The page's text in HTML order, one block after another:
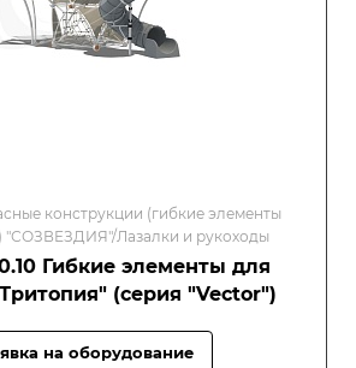
конструкции (гибкие элементы
"СОЗВЕЗДИЯ"/Лазалки и рукоходы
Гибкие элементы для
(серия "Vector")
на оборудование